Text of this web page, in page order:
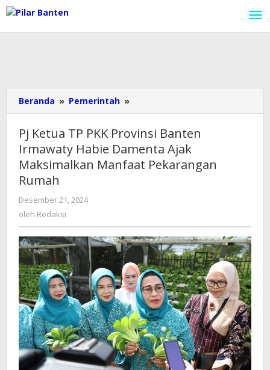
Lewati
ke
konten
Beranda » Pemerintah »
Ketua
PKK
Provinsi
Banten
Maksimalkan
Manfaat
Pekarangan
Rumah
Pj Ketua TP PKK Provinsi Banten
Irmawaty Habie Damenta Ajak
Maksimalkan Manfaat Pekarangan
Rumah
Desember 21, 2024
oleh Redaksi